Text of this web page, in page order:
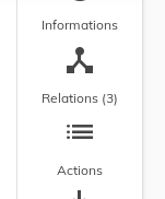
Informations
device_hub
Relations (3)
list
Actions